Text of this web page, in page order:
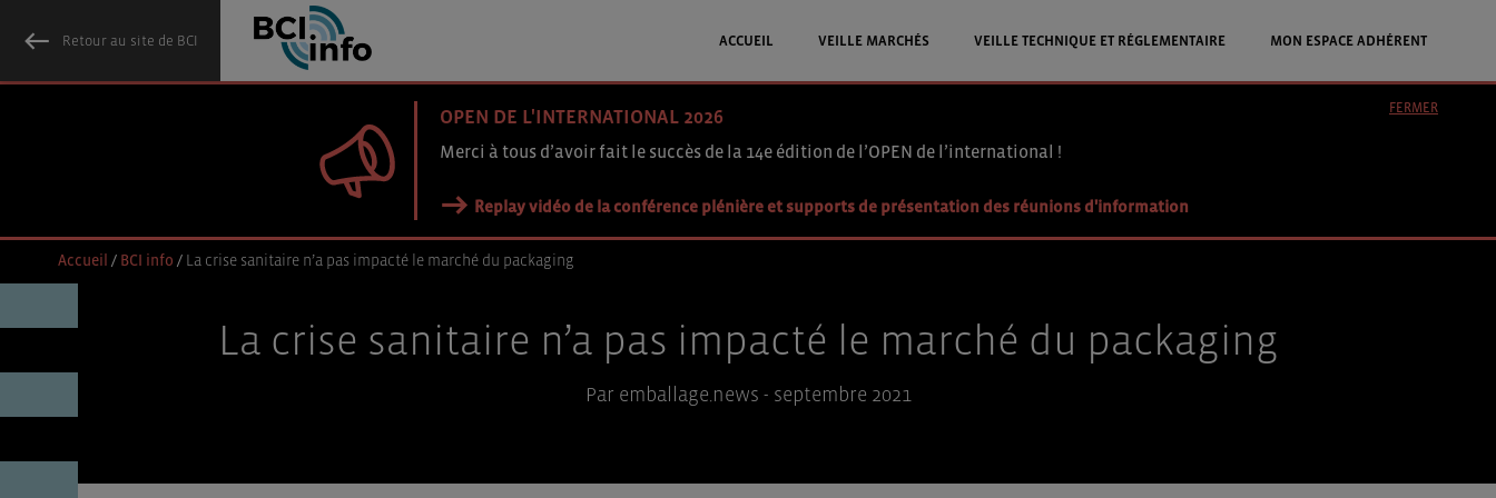
Retour au site de BCI ACCUEIL VEILLE MARCHÉS VEILLE TECHNIQUE ET RÉGLEMENTAIRE MON ESPACE ADHÉRENT
OPEN DE L'INTERNATIONAL 2026
Merci à tous d’avoir fait le succès de la 14e édition de l’OPEN de l’international !
Replay vidéo de la conférence plénière et supports de présentation des réunions d'information
FERMER
Accueil / BCI info / La crise sanitaire n’a pas impacté le marché du packaging
La crise sanitaire n’a pas impacté le marché du packaging
Par emballage.news - septembre 2021